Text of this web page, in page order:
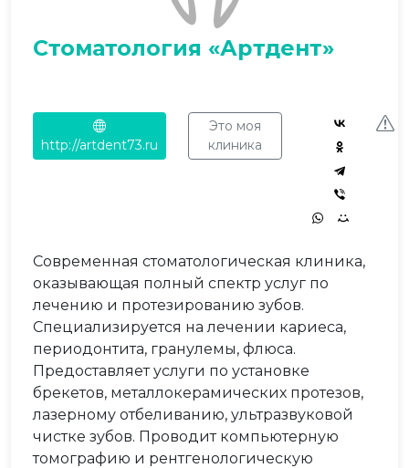
Стоматология «Артдент»
http://artdent73.ru
Это моя
клиника
Современная стоматологическая клиника,
оказывающая полный спектр услуг по
лечению и протезированию зубов.
Специализируется на лечении кариеса,
периодонтита, гранулемы, флюса.
Предоставляет услуги по установке
брекетов, металлокерамических протезов,
лазерному отбеливанию, ультразвуковой
чистке зубов. Проводит компьютерную
томографию и рентгенологическую